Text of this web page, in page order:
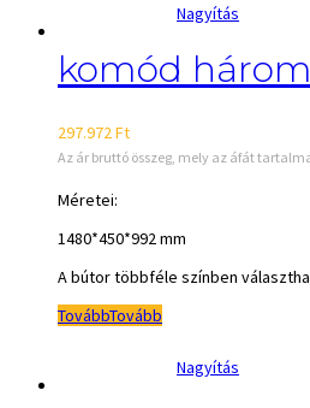
Nagyítás
komód
297.972Ft
Az ár bruttó összeg, mely az áfát
Méretei:
1480*450*992 mm
A bútor többféle színben
TovábbTovább
Nagyítás